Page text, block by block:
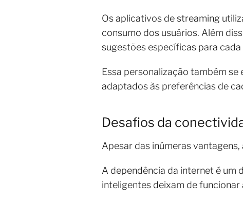
Os aplicativos de streaming
consumo dos usuários. Além
sugestões específicas para
Essa personalização também
adaptados às preferências de
Desafios da
Apesar das inúmeras
A dependência da internet é um
inteligentes deixam de funcionar